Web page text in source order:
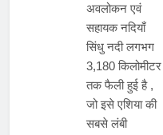
अवलोकन एवं
सहायक नदियाँ
सिंधु नदी लगभग
3,180 किलोमीटर
तक फैली हुई है ,
जो इसे एशिया की
सबसे लंबी